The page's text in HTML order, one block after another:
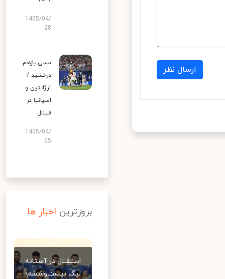
ارسال نظر
1405/04/
28
مسی بازهم
درخشید /
آرژانتین و
اسپانیا در
فینال
1405/04/
25
بروزترین اخبار ها
استقلال در آستانه
لیگ بیست‌وششم؛